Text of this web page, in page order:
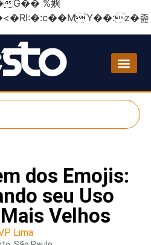
졾
dos Emojis:
seu Uso
Velhos
Lima